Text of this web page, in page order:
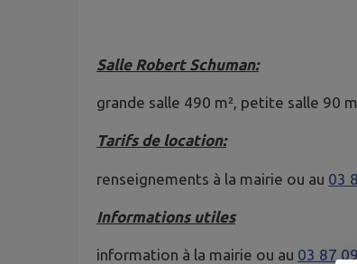
Salle Robert Schuman:
grande salle 490 m², petite salle 90
Tarifs de location:
renseignements à la mairie ou au 03
Informations utiles
information à la mairie ou au 03 87